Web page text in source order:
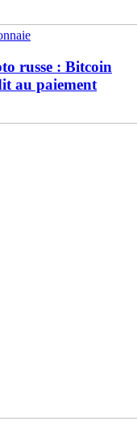
russe : Bitcoin
au paiement